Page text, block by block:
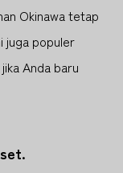
Okinawa tetap
juga populer
Anda baru